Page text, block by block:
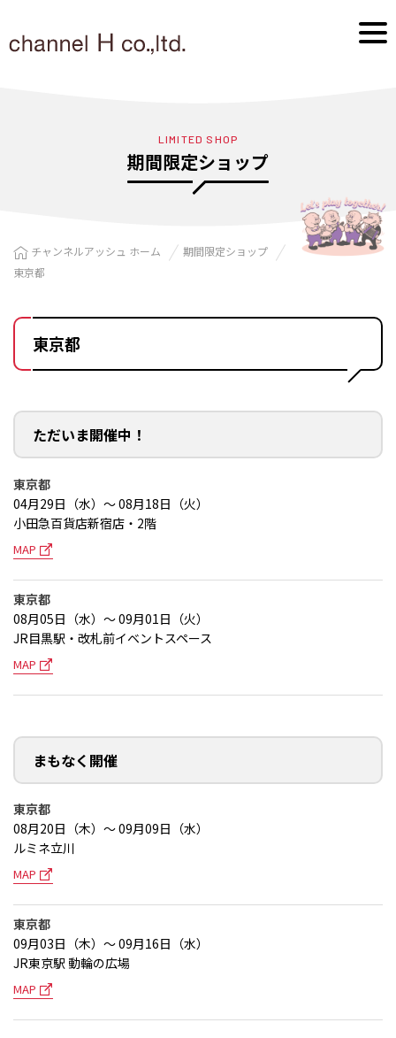
LIMITED SHOP
期間限定ショップ
チャンネルアッシュ ホーム
期間限定ショップ
東京都
東京都
ただいま開催中！
東京都
04月29日（水）～ 08月18日（火）
小田急百貨店新宿店・2階
MAP
東京都
08月05日（水）～ 09月01日（火）
JR目黒駅・改札前イベントスペース
MAP
まもなく開催
東京都
08月20日（木）～ 09月09日（水）
ルミネ立川
MAP
東京都
09月03日（木）～ 09月16日（水）
JR東京駅 動輪の広場
MAP